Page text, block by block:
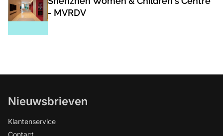
- MVRDV
Nieuwsbrieven
Klantenservice
Contact